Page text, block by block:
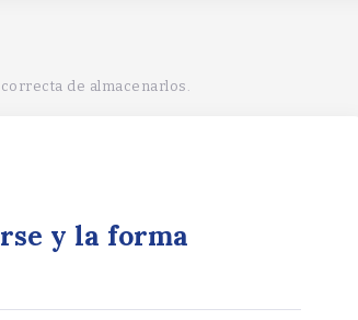
de almacenarlos.
y la forma